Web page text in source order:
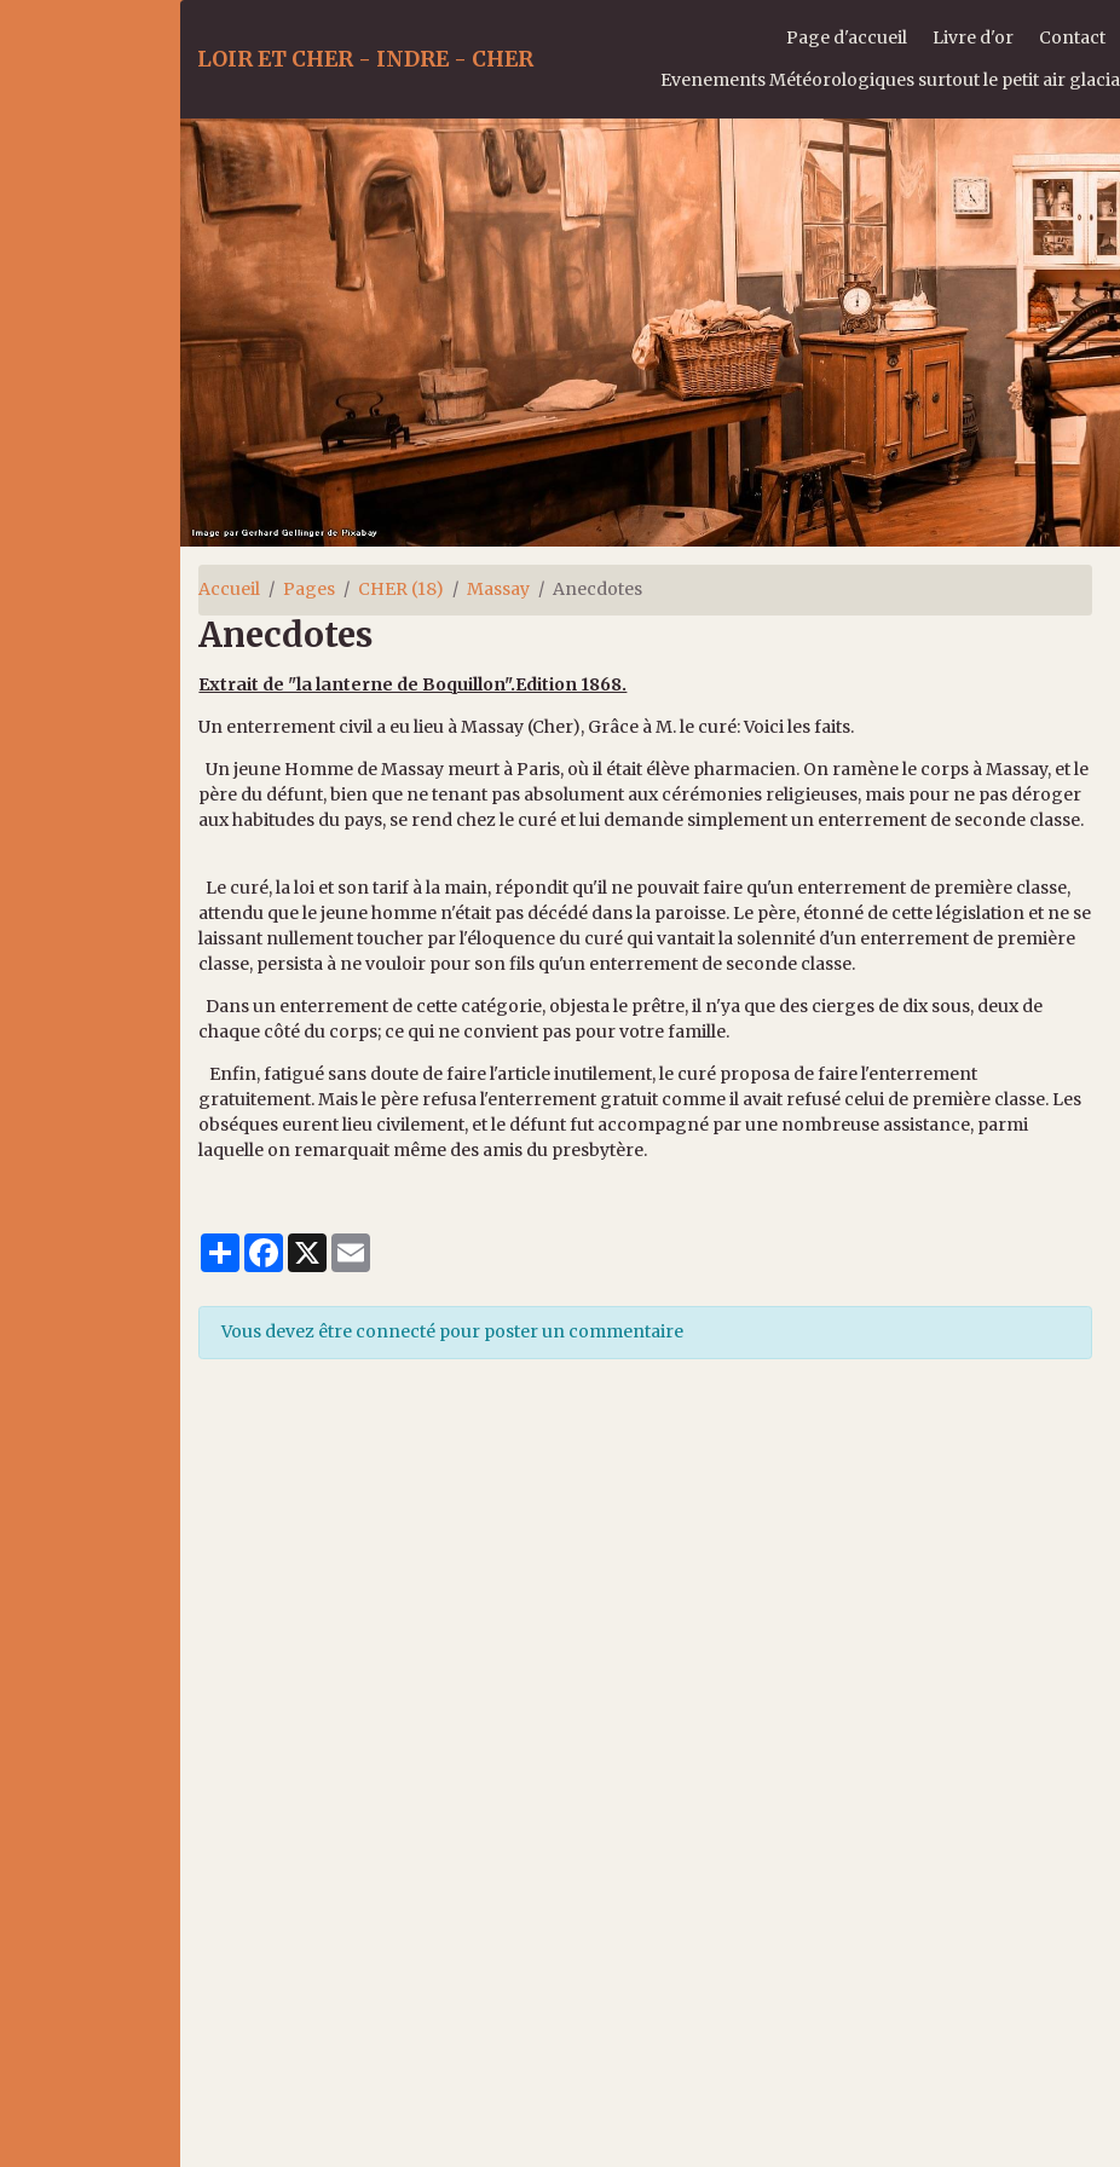
LOIR ET CHER - INDRE - CHER
Page d'accueil Livre d'or
Contact
Evenements Météorologiques surtout le petit air
Accueil Pages CHER (18) Massay Anecdotes
Anecdotes
Extrait de "la lanterne de Boquillon".Edition 1868.
Un enterrement civil a eu lieu à Massay (Cher), Grâce à M. le curé: Voici les faits.
Un jeune Homme de Massay meurt à Paris, où il était élève pharmacien. On ramène le corps à Massay, et le
père du défunt, bien que ne tenant pas absolument aux cérémonies religieuses, mais pour ne pas déroger
aux habitudes du pays, se rend chez le curé et lui demande simplement un enterrement de seconde classe.
Le curé, la loi et son tarif à la main, répondit qu'il ne pouvait faire qu'un enterrement de première classe,
attendu que le jeune homme n'était pas décédé dans la paroisse. Le père, étonné de cette législation et ne se
laissant nullement toucher par l'éloquence du curé qui vantait la solennité d'un enterrement de première
classe, persista à ne vouloir pour son fils qu'un enterrement de seconde classe.
Dans un enterrement de cette catégorie, objesta le prêtre, il n'ya que des cierges de dix sous, deux de
chaque côté du corps; ce qui ne convient pas pour votre famille.
Enfin, fatigué sans doute de faire l'article inutilement, le curé proposa de faire l'enterrement
gratuitement. Mais le père refusa l'enterrement gratuit comme il avait refusé celui de première classe. Les
obséques eurent lieu civilement, et le défunt fut accompagné par une nombreuse assistance, parmi
laquelle on remarquait même des amis du presbytère.
PartagerFacebook
X
Vous devez être connecté pour poster un commentaire